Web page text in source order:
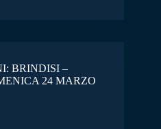
BRINDISI –
24 MARZO